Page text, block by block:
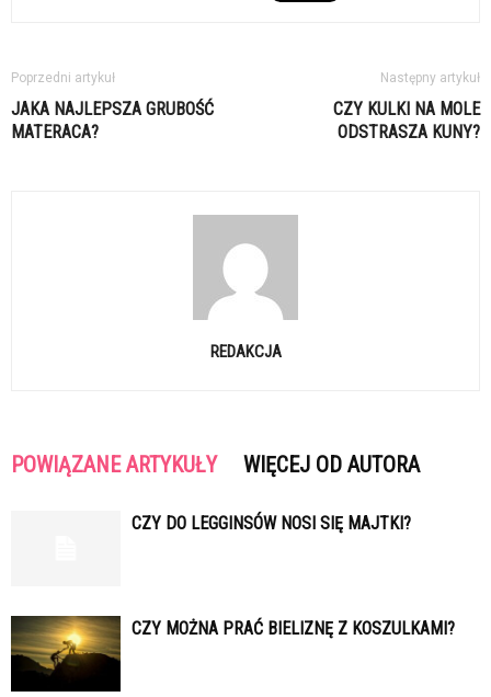
Poprzedni artykuł
JAKA NAJLEPSZA GRUBOŚĆ
MATERACA?
Następny artykuł
CZY KULKI NA MOLE
ODSTRASZA KUNY?
REDAKCJA
POWIĄZANE ARTYKUŁY WIĘCEJ OD AUTORA
CZY DO LEGGINSÓW NOSI SIĘ MAJTKI?
CZY MOŻNA PRAĆ BIELIZNĘ Z KOSZULKAMI?